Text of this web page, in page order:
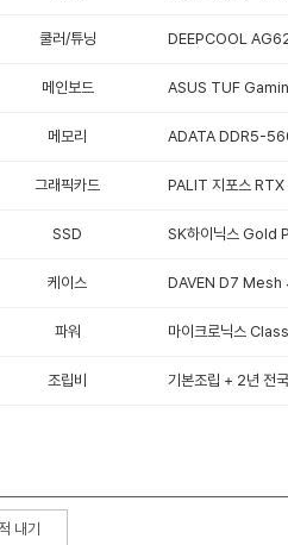
쿨러/튜닝 DEEPCOOL
메인보드 ASUS TUF
메모리 ADATA DDR5-
그래픽카드 PALIT 지포스
SSD SK하이닉스 Gold
케이스 DAVEN D7 Mesh
파워 마이크로닉스
조립비 기본조립 + 2년 전
내기